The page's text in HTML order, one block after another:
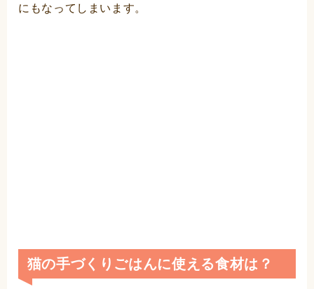
にもなってしまいます。
猫の手づくりごはんに使える食材は？